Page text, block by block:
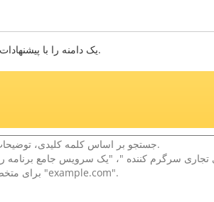
یک دامنه را با پیشنهادات مبتنی بر هوش مصنوعی جستجو کنید.